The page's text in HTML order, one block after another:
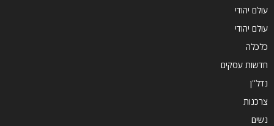
עולם יהודי
עולם יהודי
כלכלה
חדשות עסקים
נדל''ן
צרכנות
נשים